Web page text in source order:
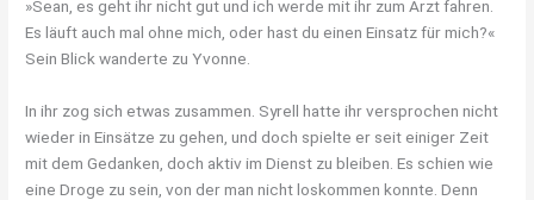
»Sean, es geht ihr nicht gut und ich werde mit ihr zum Arzt fahren.
Es läuft auch mal ohne mich, oder hast du einen Einsatz für mich?«
Sein Blick wanderte zu Yvonne.
In ihr zog sich etwas zusammen. Syrell hatte ihr versprochen nicht
wieder in Einsätze zu gehen, und doch spielte er seit einiger Zeit
mit dem Gedanken, doch aktiv im Dienst zu bleiben. Es schien wie
eine Droge zu sein, von der man nicht loskommen konnte. Denn